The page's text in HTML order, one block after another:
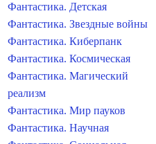
Фантастика. Детская
Фантастика. Звездные войны
Фантастика. Киберпанк
Фантастика. Космическая
Фантастика. Магический
реализм
Фантастика. Мир пауков
Фантастика. Научная